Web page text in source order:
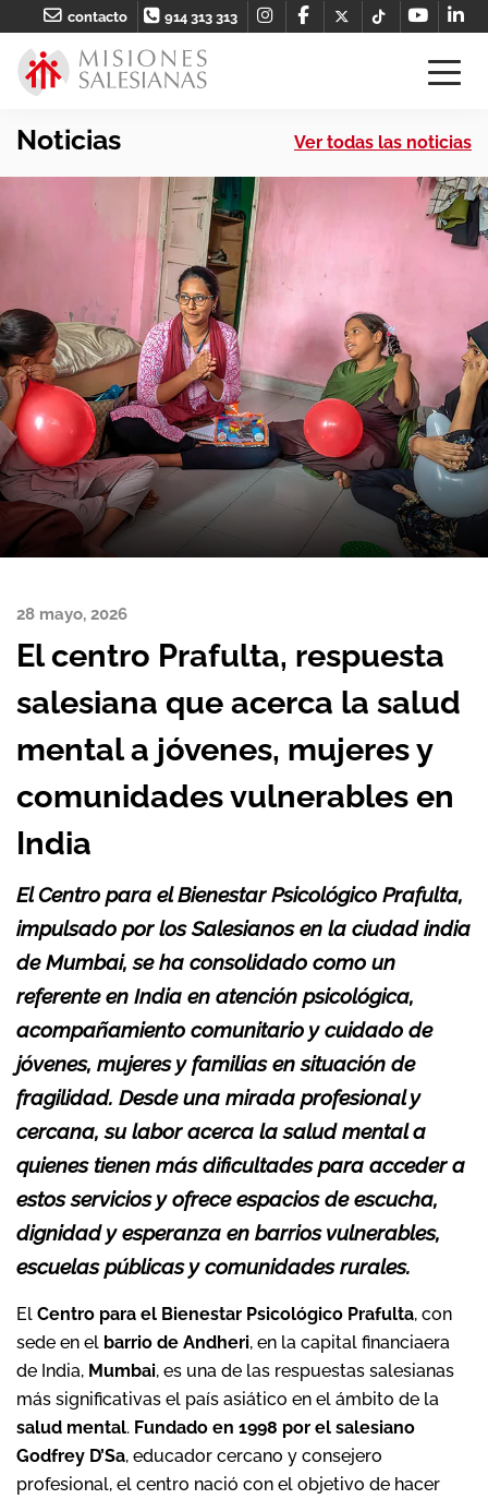
contacto 914 313 313
Noticias Ver todas las noticias
28 mayo, 2026
El centro Prafulta, respuesta
salesiana que acerca la salud
mental a jóvenes, mujeres y
comunidades vulnerables en
India
El Centro para el Bienestar Psicológico Prafulta,
impulsado por los Salesianos en la ciudad india
de Mumbai, se ha consolidado como un
referente en India en atención psicológica,
acompañamiento comunitario y cuidado de
jóvenes, mujeres y familias en situación de
fragilidad. Desde una mirada profesional y
cercana, su labor acerca la salud mental a
quienes tienen más dificultades para acceder a
estos servicios y ofrece espacios de escucha,
dignidad y esperanza en barrios vulnerables,
escuelas públicas y comunidades rurales.
El Centro para el Bienestar Psicológico Prafulta, con
sede en el barrio de Andheri, en la capital financiaera
de India, Mumbai, es una de las respuestas salesianas
más significativas el país asiático en el ámbito de la
salud mental. Fundado en 1998 por el salesiano
Godfrey D’Sa, educador cercano y consejero
profesional, el centro nació con el objetivo de hacer